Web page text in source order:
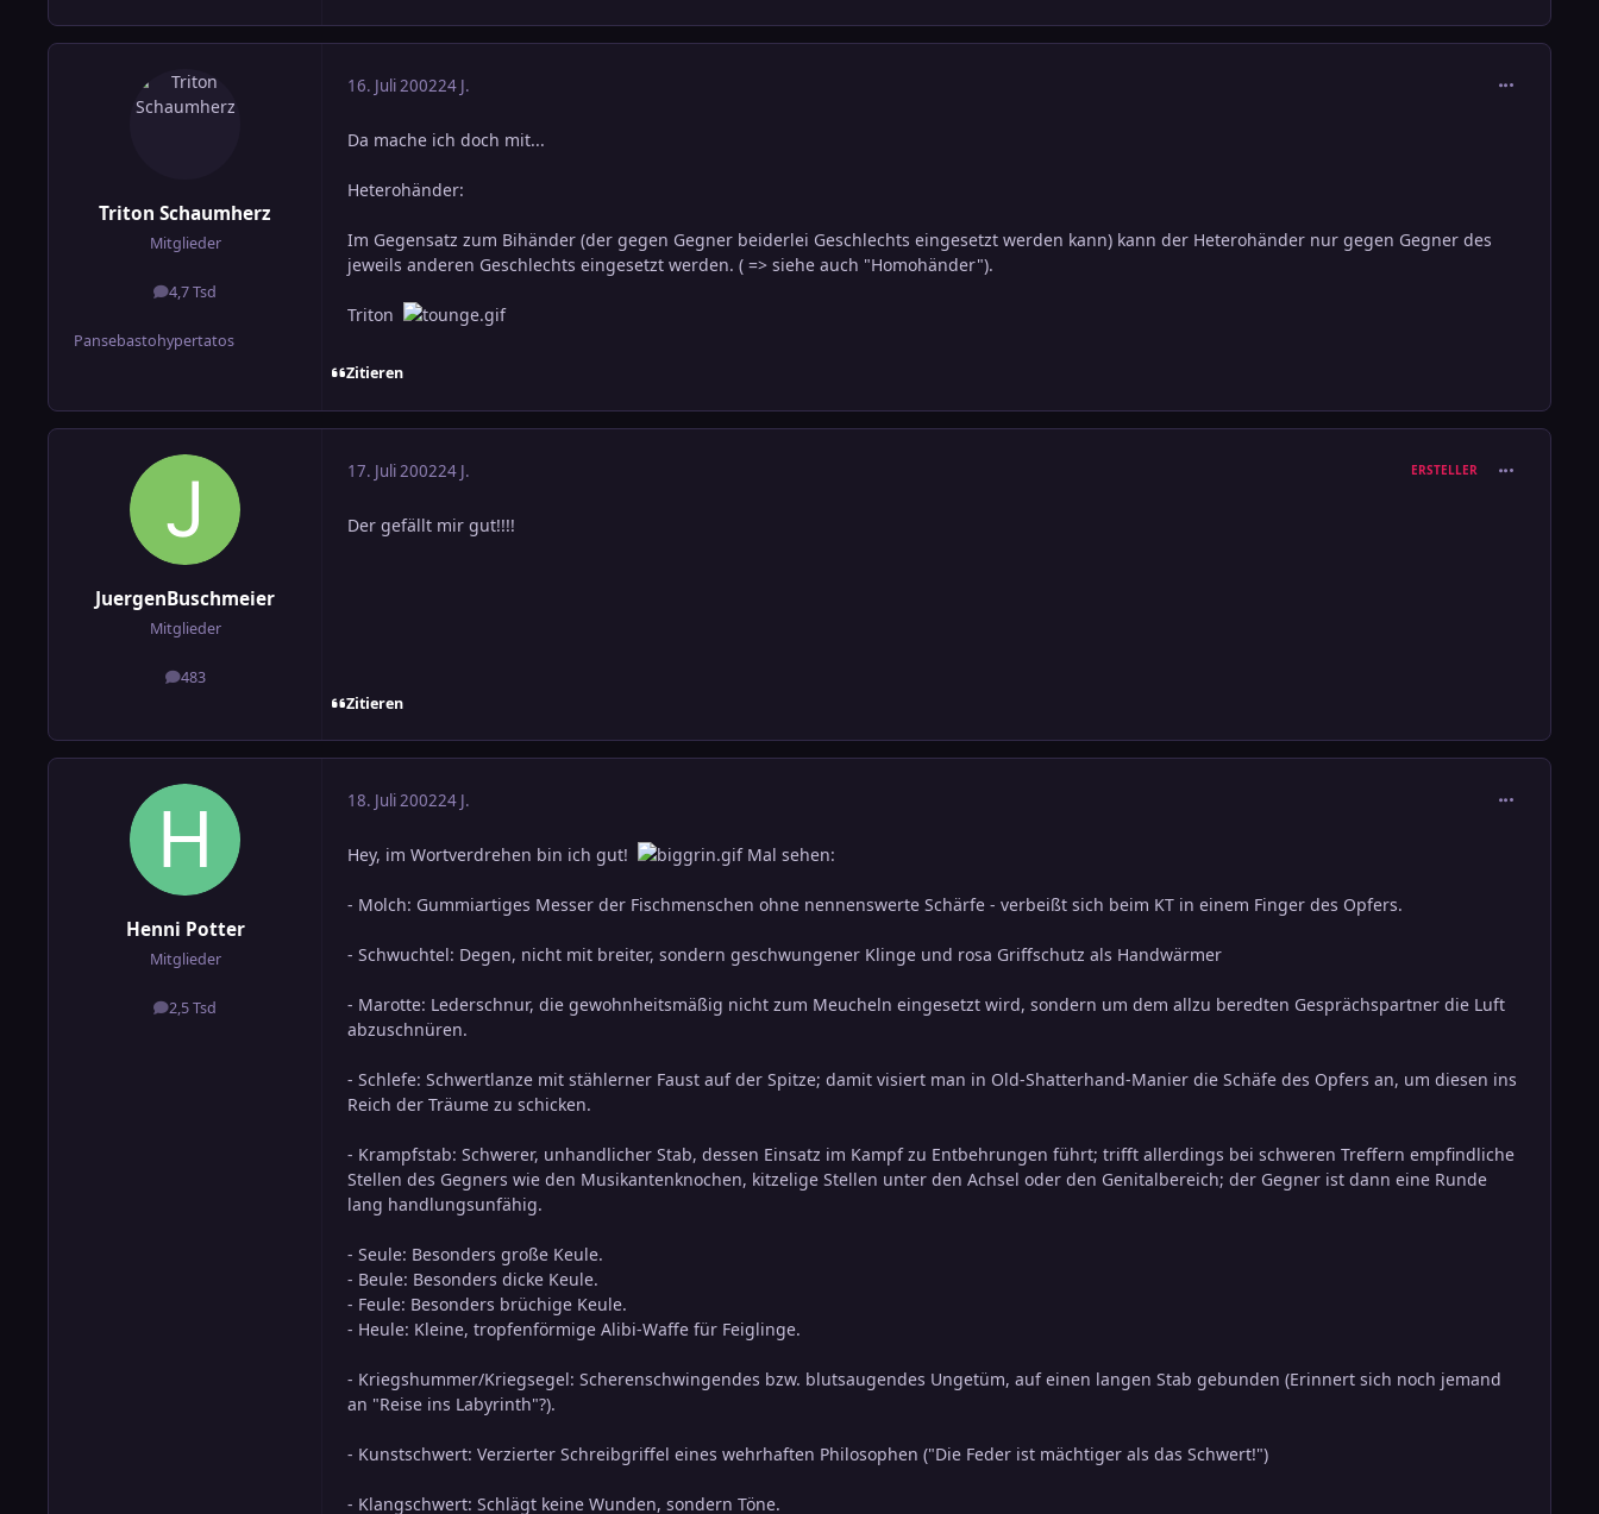
Triton Schaumherz
Mitglieder
4,7 Tsd
Beiträge
Pansebastohypertatos
16. Juli 200224 J.
Da mache ich doch mit...
Heterohänder:
Im Gegensatz zum Bihänder (der gegen Gegner beiderlei Geschlechts eingesetzt werden kann) kann der Heterohänder nur gegen Gegner des
jeweils anderen Geschlechts eingesetzt werden. ( => siehe auch "Homohänder").
Triton
Zitieren
JuergenBuschmeier
Mitglieder
483
Beiträge
17. Juli 200224 J. ERSTELLER
Der gefällt mir gut!!!!
Zitieren
Henni Potter
Mitglieder
2,5 Tsd
Beiträge
18. Juli 200224 J.
Hey, im Wortverdrehen bin ich gut! Mal sehen:
- Molch: Gummiartiges Messer der Fischmenschen ohne nennenswerte Schärfe - verbeißt sich beim KT in einem Finger des Opfers.
- Schwuchtel: Degen, nicht mit breiter, sondern geschwungener Klinge und rosa Griffschutz als Handwärmer
- Marotte: Lederschnur, die gewohnheitsmäßig nicht zum Meucheln eingesetzt wird, sondern um dem allzu beredten Gesprächspartner die Luft
abzuschnüren.
- Schlefe: Schwertlanze mit stählerner Faust auf der Spitze; damit visiert man in Old-Shatterhand-Manier die Schäfe des Opfers an, um diesen ins
Reich der Träume zu schicken.
- Krampfstab: Schwerer, unhandlicher Stab, dessen Einsatz im Kampf zu Entbehrungen führt; trifft allerdings bei schweren Treffern empfindliche
Stellen des Gegners wie den Musikantenknochen, kitzelige Stellen unter den Achsel oder den Genitalbereich; der Gegner ist dann eine Runde
lang handlungsunfähig.
- Seule: Besonders große Keule.
- Beule: Besonders dicke Keule.
- Feule: Besonders brüchige Keule.
- Heule: Kleine, tropfenförmige Alibi-Waffe für Feiglinge.
- Kriegshummer/Kriegsegel: Scherenschwingendes bzw. blutsaugendes Ungetüm, auf einen langen Stab gebunden (Erinnert sich noch jemand
an "Reise ins Labyrinth"?).
- Kunstschwert: Verzierter Schreibgriffel eines wehrhaften Philosophen ("Die Feder ist mächtiger als das Schwert!")
- Klangschwert: Schlägt keine Wunden, sondern Töne.